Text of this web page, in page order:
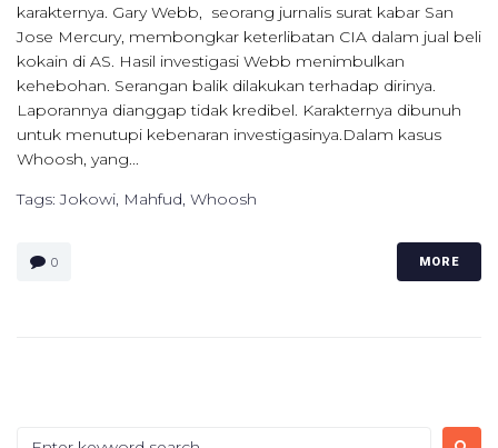
karakternya. Gary Webb, seorang jurnalis surat kabar San
Jose Mercury, membongkar keterlibatan CIA dalam jual beli
kokain di AS. Hasil investigasi Webb menimbulkan
kehebohan. Serangan balik dilakukan terhadap dirinya.
Laporannya dianggap tidak kredibel. Karakternya dibunuh
untuk menutupi kebenaran investigasinya.Dalam kasus
Whoosh, yang...
Tags:Jokowi Mahfud Whoosh
0 MORE